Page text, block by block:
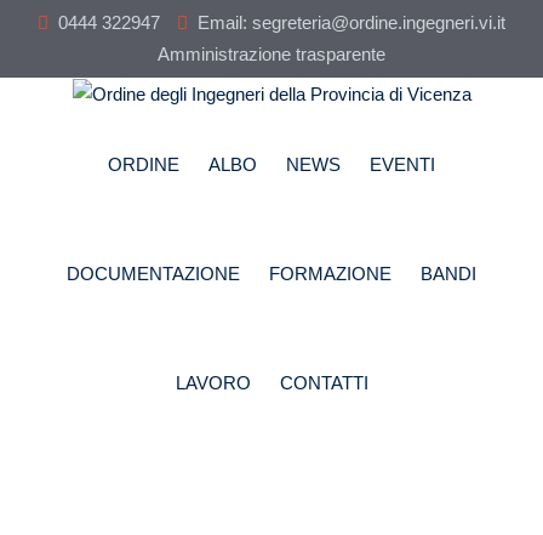
content
0444 322947
Email: segreteria@ordine.ingegneri.vi.it
Amministrazione trasparente
ORDINE ALBO NEWS EVENTI
DOCUMENTAZIONE FORMAZIONE BANDI
LAVORO CONTATTI